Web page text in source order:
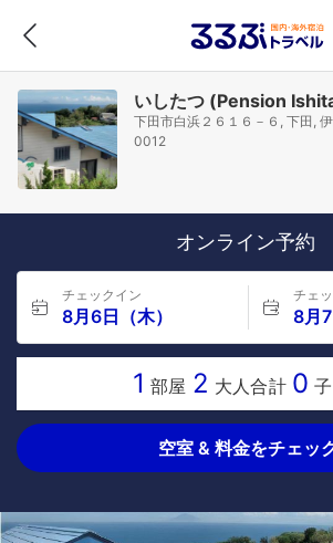
いしたつ (Pension
下田市白浜２６１６－６, 下田,
0012
オンライン予約
チェックイン
8月6日（木）
チェ
8月7
1 部屋 2 大人合計 0
空室 & 料金をチェッ